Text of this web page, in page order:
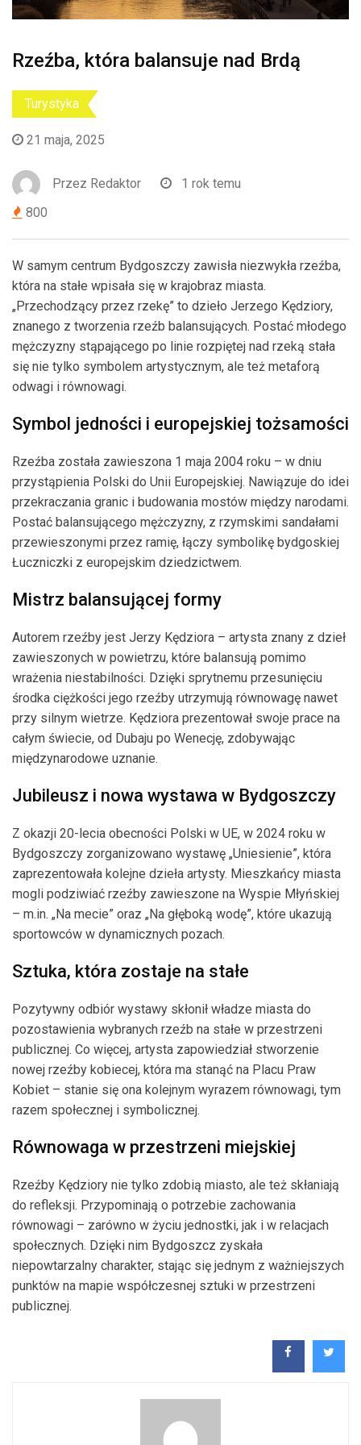
Rzeźba, która balansuje nad Brdą
Turystyka
21 maja, 2025
Przez Redaktor
1 rok temu
800
W samym centrum Bydgoszczy zawisła niezwykła rzeźba,
która na stałe wpisała się w krajobraz miasta.
„Przechodzący przez rzekę” to dzieło Jerzego Kędziory,
znanego z tworzenia rzeźb balansujących. Postać młodego
mężczyzny stąpającego po linie rozpiętej nad rzeką stała
się nie tylko symbolem artystycznym, ale też metaforą
odwagi i równowagi.
Symbol jedności i europejskiej tożsamości
Rzeźba została zawieszona 1 maja 2004 roku – w dniu
przystąpienia Polski do Unii Europejskiej. Nawiązuje do idei
przekraczania granic i budowania mostów między narodami.
Postać balansującego mężczyzny, z rzymskimi sandałami
przewieszonymi przez ramię, łączy symbolikę bydgoskiej
Łuczniczki z europejskim dziedzictwem.
Mistrz balansującej formy
Autorem rzeźby jest Jerzy Kędziora – artysta znany z dzieł
zawieszonych w powietrzu, które balansują pomimo
wrażenia niestabilności. Dzięki sprytnemu przesunięciu
środka ciężkości jego rzeźby utrzymują równowagę nawet
przy silnym wietrze. Kędziora prezentował swoje prace na
całym świecie, od Dubaju po Wenecję, zdobywając
międzynarodowe uznanie.
Jubileusz i nowa wystawa w Bydgoszczy
Z okazji 20-lecia obecności Polski w UE, w 2024 roku w
Bydgoszczy zorganizowano wystawę „Uniesienie”, która
zaprezentowała kolejne dzieła artysty. Mieszkańcy miasta
mogli podziwiać rzeźby zawieszone na Wyspie Młyńskiej
– m.in. „Na mecie” oraz „Na głęboką wodę”, które ukazują
sportowców w dynamicznych pozach.
Sztuka, która zostaje na stałe
Pozytywny odbiór wystawy skłonił władze miasta do
pozostawienia wybranych rzeźb na stałe w przestrzeni
publicznej. Co więcej, artysta zapowiedział stworzenie
nowej rzeźby kobiecej, która ma stanąć na Placu Praw
Kobiet – stanie się ona kolejnym wyrazem równowagi, tym
razem społecznej i symbolicznej.
Równowaga w przestrzeni miejskiej
Rzeźby Kędziory nie tylko zdobią miasto, ale też skłaniają
do refleksji. Przypominają o potrzebie zachowania
równowagi – zarówno w życiu jednostki, jak i w relacjach
społecznych. Dzięki nim Bydgoszcz zyskała
niepowtarzalny charakter, stając się jednym z ważniejszych
punktów na mapie współczesnej sztuki w przestrzeni
publicznej.